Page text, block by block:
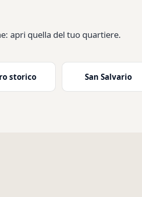
apri quella del tuo quartiere.
storico San Salvario